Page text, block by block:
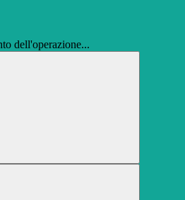
dell'operazione...